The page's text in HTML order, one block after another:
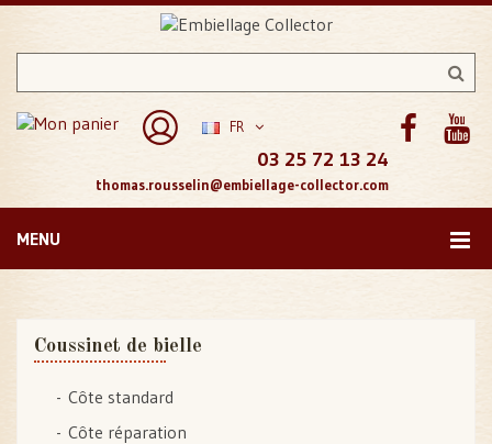
FR
03 25 72 13 24
thomas.rousselin@embiellage-collector.com
MENU
Coussinet de bielle
Côte standard
Côte réparation